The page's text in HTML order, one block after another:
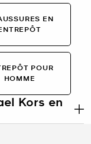
EN
POUR
HOMME
Kors en